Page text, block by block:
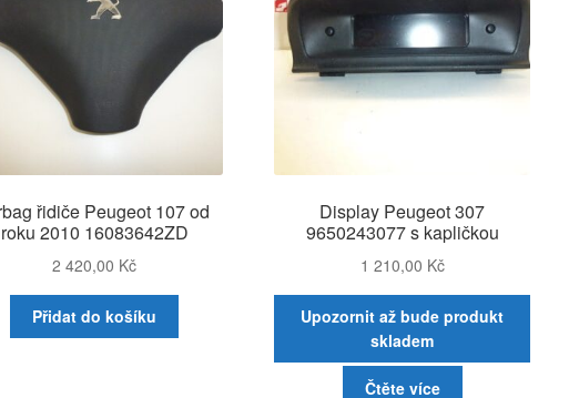
řidiče Peugeot 107 od
roku 2010 16083642ZD
2 420,00 Kč
Přidat do košíku
Display Peugeot 307
9650243077 s kapličkou
1 210,00 Kč
Upozornit až bude produkt
skladem
Čtěte více